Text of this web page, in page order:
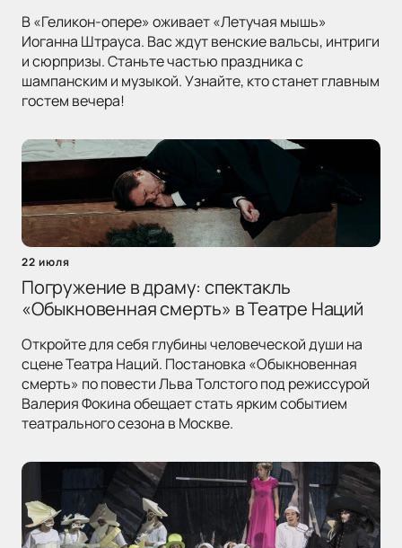
В «Геликон-опере» оживает «Летучая мышь»
Иоганна Штрауса. Вас ждут венские вальсы, интриги
и сюрпризы. Станьте частью праздника с
шампанским и музыкой. Узнайте, кто станет главным
гостем вечера!
22 июля
Погружение в драму: спектакль
«Обыкновенная смерть» в Театре Наций
Откройте для себя глубины человеческой души на
сцене Театра Наций. Постановка «Обыкновенная
смерть» по повести Льва Толстого под режиссурой
Валерия Фокина обещает стать ярким событием
театрального сезона в Москве.